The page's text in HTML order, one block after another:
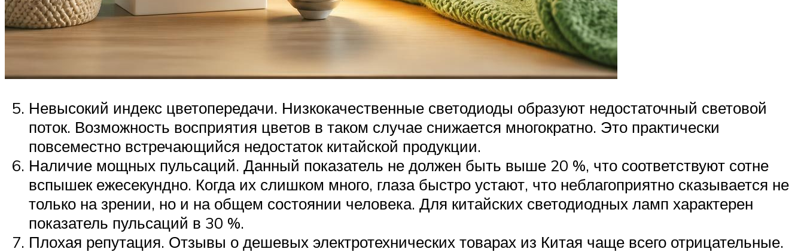
Невысокий индекс цветопередачи. Низкокачественные светодиоды образуют недостаточный световой
поток. Возможность восприятия цветов в таком случае снижается многократно. Это практически
повсеместно встречающийся недостаток китайской продукции.
Наличие мощных пульсаций. Данный показатель не должен быть выше 20 %, что соответствуют сотне
вспышек ежесекундно. Когда их слишком много, глаза быстро устают, что неблагоприятно сказывается не
только на зрении, но и на общем состоянии человека. Для китайских светодиодных ламп характерен
показатель пульсаций в 30 %.
Плохая репутация. Отзывы о дешевых электротехнических товарах из Китая чаще всего отрицательные.